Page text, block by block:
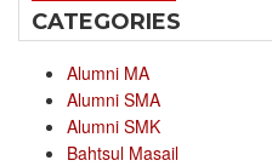
CATEGORIES
Alumni MA
Alumni SMA
Alumni SMK
Bahtsul Masail